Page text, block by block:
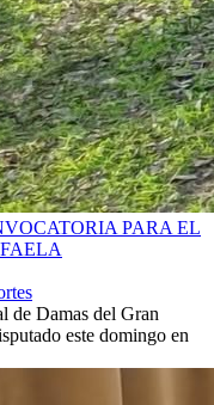
PARA EL
de Damas del Gran
este domingo en